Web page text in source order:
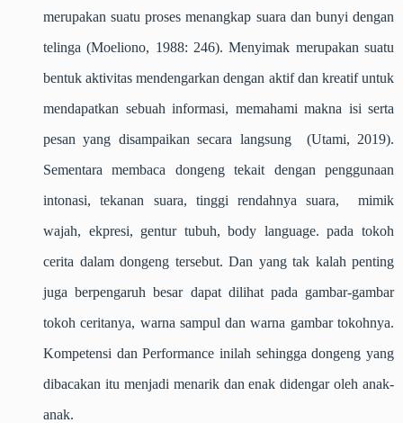
merupakan suatu proses menangkap suara dan bunyi dengan
telinga(Moeliono, 1988: 246). Menyimak merupakan suatu
bentuk aktivitas mendengarkan dengan aktif dan kreatif untuk
mendapatkan sebuah informasi, memahami makna isi serta
pesan yang disampaikan secara langsung (Utami, 2019).
Sementara membaca dongeng tekait dengan penggunaan
intonasi, tekanan suara, tinggi rendahnya suara, mimik
wajah, ekpresi, gentur tubuh,body language. pada tokoh
cerita dalam dongeng tersebut. Dan yang tak kalah penting
juga berpengaruh besar dapat dilihat pada gambar-gambar
tokoh ceritanya, warna sampul dan warna gambar tokohnya.
Kompetensi dan Performance inilah sehingga dongeng yang
dibacakan itu menjadi menarik dan enak didengar oleh anak-
anak.